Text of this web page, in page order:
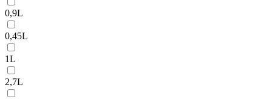
0,9L
0,45L
1L
2,7L